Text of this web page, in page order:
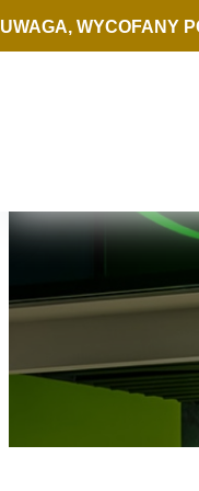
Idź do treści
UWAGA, WYCOFANY